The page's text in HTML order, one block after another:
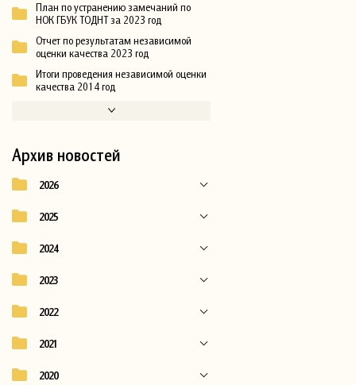
План по устранению замечаний по
НОК ГБУК ТОДНТ за 2023 год
Отчет по результатам независимой
оценки качества 2023 год
Итоги проведения независимой оценки
качества 2014 год
Архив новостей
2026
2025
2024
2023
2022
2021
2020